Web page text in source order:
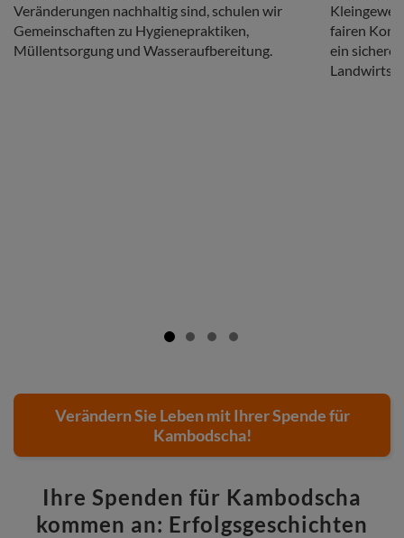
Veränderungen nachhaltig sind, schulen wir
Gemeinschaften zu Hygienepraktiken,
Müllentsorgung und Wasseraufbereitung.
fairen
ein
Verändern Sie Leben mit Ihrer Spende für
Kambodscha!
Ihre Spenden für Kambodscha
kommen an: Erfolgsgeschichten